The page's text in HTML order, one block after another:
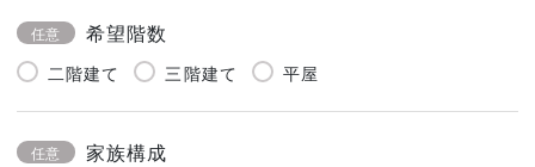
任意 希望階数
二階建て 三階建て 平屋
任意 家族構成